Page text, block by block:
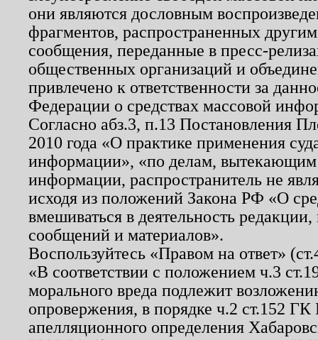
они являются дословным
фрагментов, распространенных
сообщения, переданные в пресс-
общественных организаций и
привлечено к ответственности за
Федерации о средствах массовой
Согласно абз.3, п.13 Постановления
2010 года «О практике применения
информации», «по делам, вытекающим
информации, распространитель не
исходя из положений Закона РФ «О
вмешиваться в деятельность
сообщений и материалов».
Воспользуйтесь «Правом на ответ»
«В соответствии с положением ч.3
морального вреда подлежит
опровержения, в порядке ч.2 ст.152
апелляционного определения